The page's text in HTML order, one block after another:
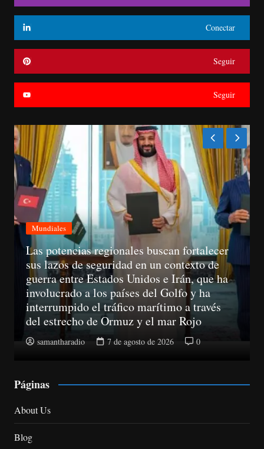
Conectar
Seguir
Seguir
Mundiales
A partir del 11 de agosto, las empresas ya
no podrán llamar a un consumidor sin haber
obtenido su consentimiento previo
samantharadio 7 de agosto de 2026 0
Páginas
About Us
Blog